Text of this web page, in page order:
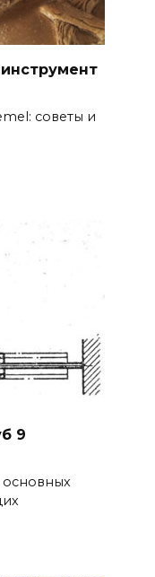
советы и
9